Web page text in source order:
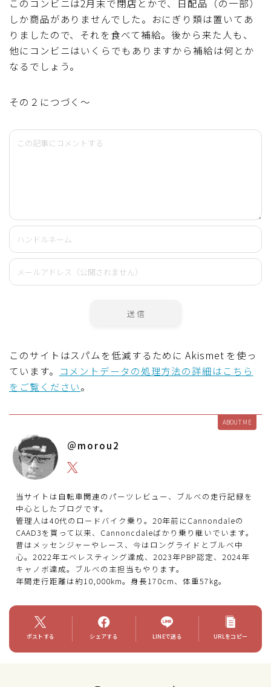
このコンビニは2月末で閉店とかで、日配品（の一部）
しか商品がありませんでした。おにぎり類は置いてあ
りましたので、それを食べて補給。後から来た人も、
他にコンビニはいくらでもありますから補給は何とか
なるでしょう。
その２につづく～
このサイトはスパムを低減するために Akismet を使っ
ています。 コメントデータの処理方法の詳細はこちら
をご覧ください。
ABOUT ME
＠morou2
当サイトは自転車関連のパーツレビュー、ブルべの走行記録を
中心としたブログです。
管理人は40代のロードバイク乗り。20年前にCannondaleの
CAAD3を買って以来、Cannoncdaleばかり乗り継いでいます。
昔はメッセンジャーやレース、今はロングライドとブルベ中
心。2022年エベレスティング達成、2023年PBP認定、2024年
キャノボ達成。ブルべの主担当もやります。
年間走行距離は約10,000km。身長170cm、体重57kg。
ポストする シェアする LINEで送る URLをコピー